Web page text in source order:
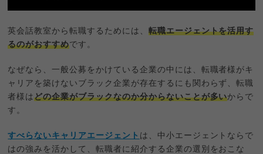
英会話教室から転職するためには、 転職エージェントを活用す
るのがおすすめです。
なぜなら、一般公募をかけている企業の中には、転職者様がキ
ャリアを築けないブラック企業が存在するにも関わらず、転職
者様はどの企業がブラックなのか分からないことが多いからで
す。
すべらないキャリアエージェント は、中小エージェントならで
はの強みを活かして、転職者に紹介する企業の選別をおこな